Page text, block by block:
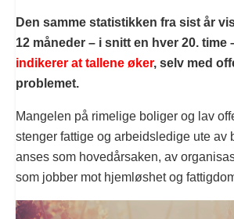
Den samme statistikken fra sist år
12 måneder – i snitt en hver 20. time
indikerer at tallene øker, selv med
problemet.
Mangelen på rimelige boliger og lav
stenger fattige og arbeidsledige ute av
anses som hovedårsaken, av
som jobber mot hjemløshet og